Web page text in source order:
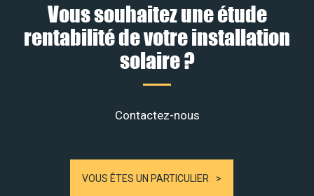
Vous souhaitez une étude
rentabilité de votre installation
solaire ?
Contactez-nous
VOUS ÊTES UN PARTICULIER